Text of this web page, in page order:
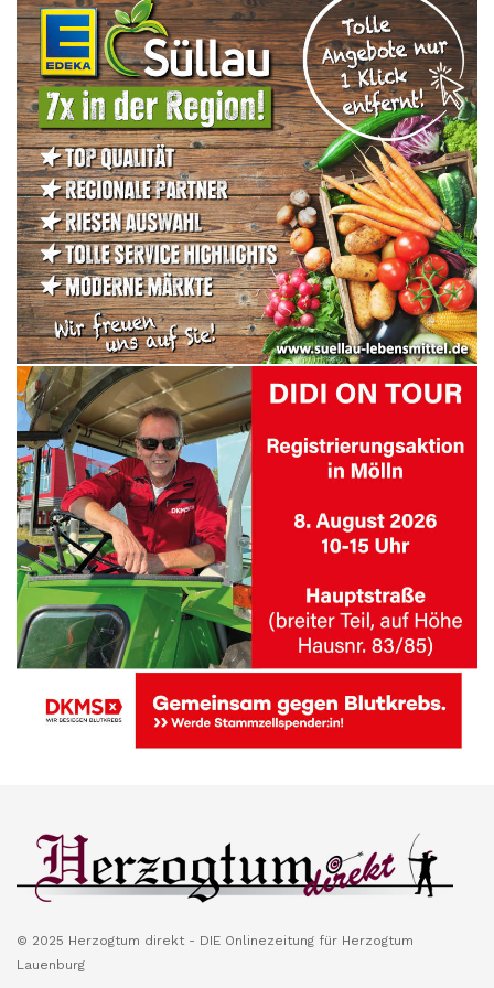
© 2025 Herzogtum direkt - DIE Onlinezeitung für Herzogtum
Lauenburg